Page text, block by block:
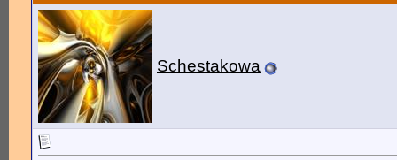
Schestakowa